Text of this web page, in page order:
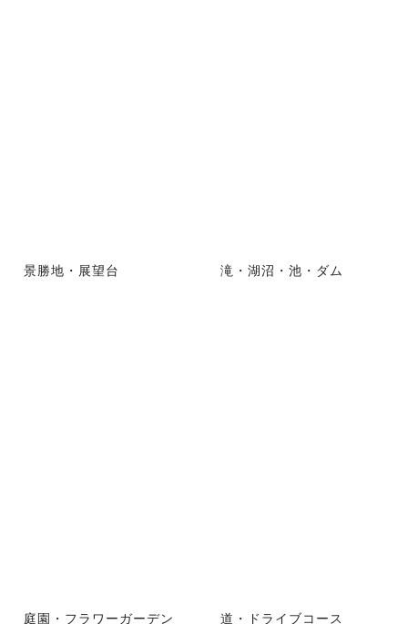
景勝地・展望台 滝・湖沼・池・ダム
庭園・フラワーガーデン 道・ドライブコース